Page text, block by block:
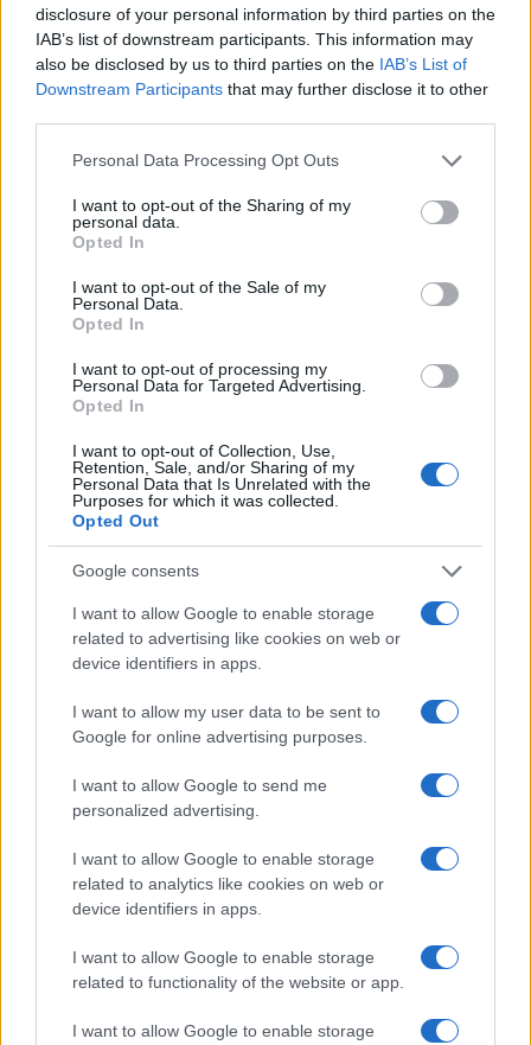
disclosure of your personal information by third parties on the
IAB’s list of downstream participants. This information may
also be disclosed by us to third parties on the IAB’s List of
Downstream Participants that may further disclose it to other
Please note that this website/app uses one or more Google
not limited to your visit or usage behaviour. You may click to
grant or deny consent to Google and its third-party tags to
use your data for below specified purposes in below Google
consent section.
Personal Data Processing Opt Outs
I want to opt-out of the Sharing of my
personal data.
Opted In
I want to opt-out of the Sale of my
Personal Data.
Opted In
I want to opt-out of processing my
Personal Data for Targeted Advertising.
Opted In
I want to opt-out of Collection, Use,
Retention, Sale, and/or Sharing of my
Personal Data that Is Unrelated with the
Purposes for which it was collected.
Opted Out
Google consents
I want to allow Google to enable storage
related to advertising like cookies on web or
device identifiers in apps.
I want to allow my user data to be sent to
Google for online advertising purposes.
I want to allow Google to send me
personalized advertising.
I want to allow Google to enable storage
related to analytics like cookies on web or
device identifiers in apps.
I want to allow Google to enable storage
related to functionality of the website or app.
I want to allow Google to enable storage
Continua a leggere
CALCIO
Pallavolo Padova 2026: il calendario dettagliato della
Francesca Lombardi · 8 Ago 2026
CALCIO
Boxe: Callum Walsh preferisce Aaron McKenna a
Stephen McKenna per un match all’irlandese
Andrea Conforti · 8 Ago 2026